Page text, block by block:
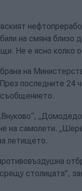
на смяна близо
Не е ясно колко
на
последните 24
съобщението.
на самолети.
летището.
столицата",